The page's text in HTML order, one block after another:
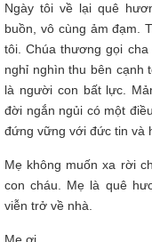
Ngày tôi về lại quê
buồn, vô cùng ảm đạm.
tôi. Chúa thương gọi
nghỉ nghìn thu bên cạnh
là người con bất lực.
đời ngắn ngủi có một
đứng vững với đức tin và
Mẹ không muốn xa rời
con cháu. Mẹ là quê
viễn trở về nhà.